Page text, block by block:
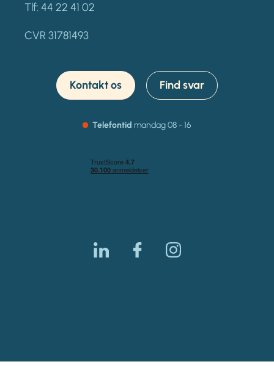
Tlf: 44 22 41 02
CVR 31781493
Kontakt os Find svar
Telefontid mandag08 - 16